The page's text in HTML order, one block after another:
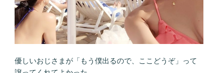
優しいおじさまが「もう僕出るので、ここどうぞ」って